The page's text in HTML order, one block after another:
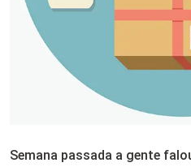
Semana passada a gente